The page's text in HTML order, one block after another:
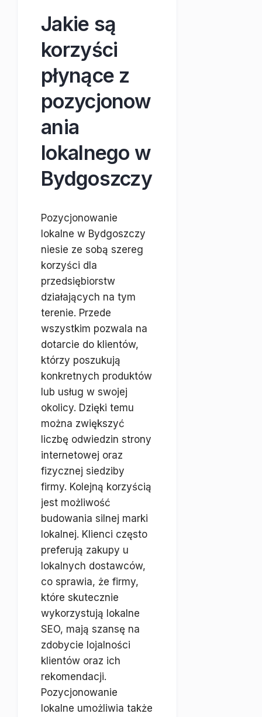
Jakie są
korzyści
płynące z
pozycjonow
ania
lokalnego w
Bydgoszczy
Pozycjonowanie
lokalne w Bydgoszczy
niesie ze sobą szereg
korzyści dla
przedsiębiorstw
działających na tym
terenie. Przede
wszystkim pozwala na
dotarcie do klientów,
którzy poszukują
konkretnych produktów
lub usług w swojej
okolicy. Dzięki temu
można zwiększyć
liczbę odwiedzin strony
internetowej oraz
fizycznej siedziby
firmy. Kolejną korzyścią
jest możliwość
budowania silnej marki
lokalnej. Klienci często
preferują zakupy u
lokalnych dostawców,
co sprawia, że firmy,
które skutecznie
wykorzystują lokalne
SEO, mają szansę na
zdobycie lojalności
klientów oraz ich
rekomendacji.
Pozycjonowanie
lokalne umożliwia także